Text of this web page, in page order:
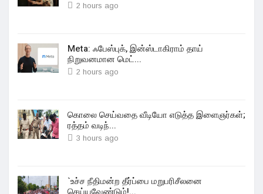
2 hours ago
Meta: ஃபேஸ்புக், இன்ஸ்டாகிராம் தாய்
நிறுவனமான மெட்...
2 hours ago
கொலை செய்வதை வீடியோ எடுத்த இளைஞர்கள்;
ரத்தம் வடிந்...
3 hours ago
`உச்ச நீதிமன்ற தீர்ப்பை மறுபரிசீலனை